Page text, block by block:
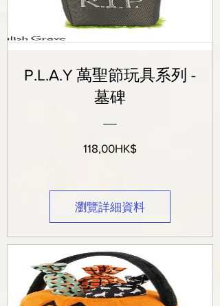
P.L.A.Y 萬聖節玩具系列 -
墓碑
118,00HK$價
瀏覽詳細資料